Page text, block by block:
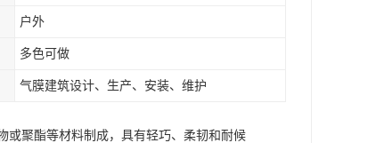
户外
多色可做
气膜建筑设计、生产、安装、维护
或聚酯等材料制成，具有轻巧、柔韧和耐候